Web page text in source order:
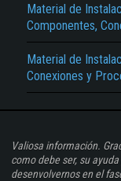
Material de
Componentes,
Material de
Conexiones y
Valiosa información.
como debe ser, su
desenvolvernos en el